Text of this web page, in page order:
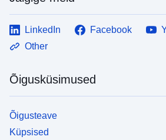
LinkedIn Facebook
Other
Õigusküsimused
Õigusteave
Küpsised